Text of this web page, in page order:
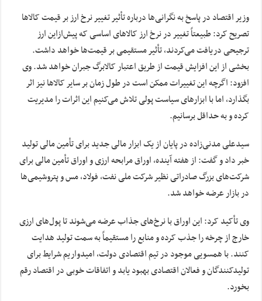
وزیر اقتصاد در پاسخ به نگرانی‌ها درباره تأثیر تغییر نرخ ارز بر قیمت کالاها
تصریح کرد: طبیعتاً تغییر در نرخ ارز کالاهای اساسی که پیش‌ازاین ارز
ترجیحی دریافت می‌کردند، تأثیر مستقیمی بر قیمت‌ها خواهد داشت.
بخشی از این افزایش قیمت از طریق اعتبار کالابرگ جبران خواهد شد. وی
افزود: اگرچه این تغییرات ممکن است در طول زمان بر سایر کالاها نیز اثر
بگذارد، اما با ابزارهای سیاست پولی تلاش می‌کنیم این اثرات را مدیریت
کرده و به حداقل برسانیم.
سیدعلی مدنی‌زاده در پایان از یک ابزار مالی جدید برای تأمین مالی تولید
خبر داد و گفت: از هفته آینده، اوراق مرابحه ارزی و اوراق تأمین مالی برای
شرکت‌های بزرگ صادراتی نظیر شرکت ملی نفت، فولاد، مس و پتروشیمی‌ها
در بازار عرضه خواهد شد.
وی تأکید کرد: این اوراق با نرخ‌های جذاب عرضه می‌شوند تا پول‌های ارزی
خارج از چرخه را جذب کرده و منابع را مستقیماً به سمت تولید هدایت
کنند. با همسویی موجود در تیم اقتصادی دولت، امیدواریم شرایط برای
تولیدکنندگان و فعالان اقتصادی بهبود یابد و اتفاقات خوبی در اقتصاد رقم
بخورد.